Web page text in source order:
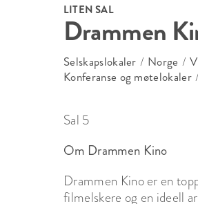
LITEN SAL
Drammen
Selskapslokaler / Norge /
Konferanse og møtelokaler /
Sal 5
Om Drammen Kino
Drammen Kino er en
filmelskere og en ideell